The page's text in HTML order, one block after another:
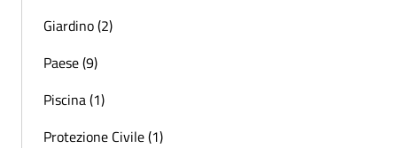
Giardino (2)
Paese (9)
Piscina (1)
Protezione Civile (1)